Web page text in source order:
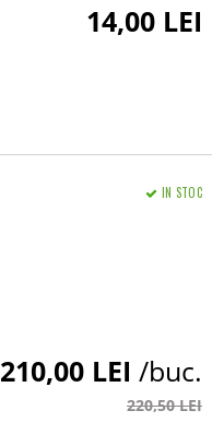
14,00 LEI
IN STOC
210,00 LEI /buc.
220,50 LEI